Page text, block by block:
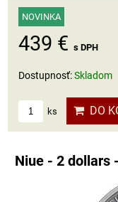
NOVINKA
439 € s DPH
Dostupnosť:Skladom
ks DO
Niue - 2 dollars